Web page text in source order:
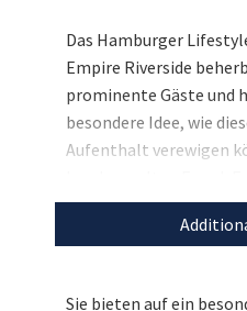
Das Hamburger
Empire Riverside
prominente Gäste und
besondere Idee, wie
Aufenthalt verewigen
handgemalten Engel.
vergangenen Jahren
ideenreiche und
Sie bieten auf ein